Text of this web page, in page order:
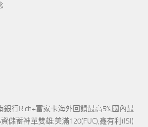
銀行Rich+富家卡海外回饋最高5%,國內最
儲蓄神單雙雄:美滿120(FUC),鑫有利(ISI)